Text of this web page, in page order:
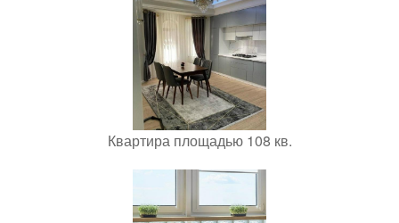
Квартира площадью 108 кв.